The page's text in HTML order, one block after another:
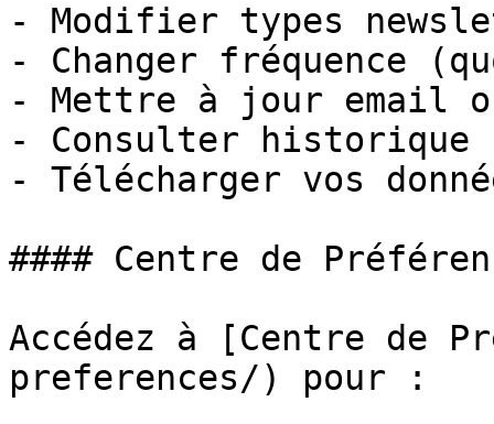
- Modifier types
- Changer fréquence
- Mettre à jour email
- Consulter historique
- Télécharger vos
#### Centre de
Accédez à [Centre de
preferences/) pour :